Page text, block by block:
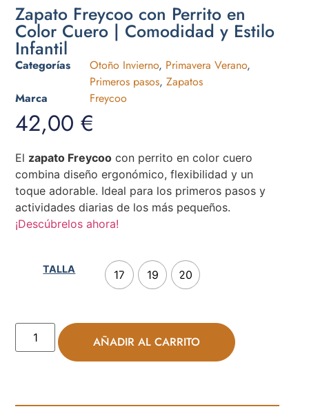
Zapato Freycoo con Perrito en
Color Cuero | Comodidad y Estilo
Infantil
Categorías Otoño Invierno, Primavera Verano,
Primeros pasos,Zapatos
Marca
Freycoo
42,00€
El zapato Freycoo con perrito en color cuero
combina diseño ergonómico, flexibilidad y un
toque adorable. Ideal para los primeros pasos y
actividades diarias de los más pequeños.
¡Descúbrelos ahora!
TALLA 17 19 20
AÑADIR AL CARRITO